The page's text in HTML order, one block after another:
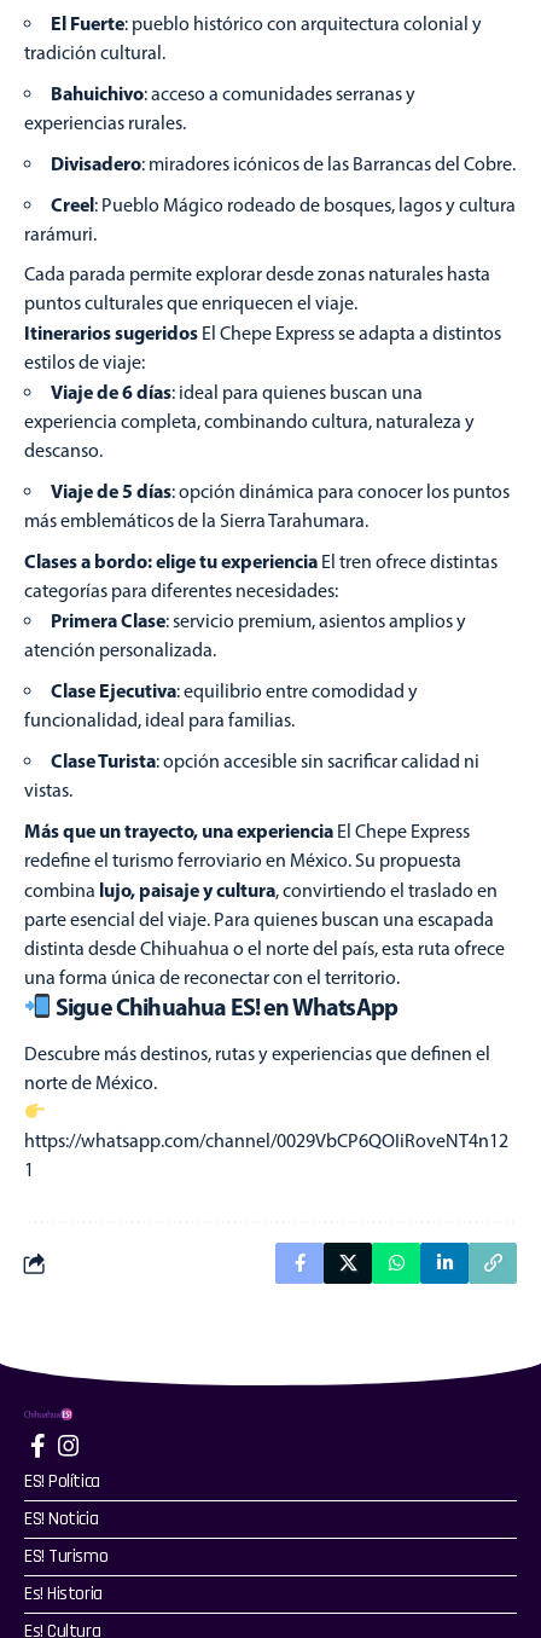
El Fuerte: pueblo histórico con arquitectura colonial y
tradición cultural.
Bahuichivo: acceso a comunidades serranas y
experiencias rurales.
Divisadero: miradores icónicos de las Barrancas del Cobre.
Creel: Pueblo Mágico rodeado de bosques, lagos y cultura
rarámuri.
Cada parada permite explorar desde zonas naturales hasta
puntos culturales que enriquecen el viaje.
Itinerarios sugeridos El Chepe Express se adapta a distintos
estilos de viaje:
Viaje de 6 días: ideal para quienes buscan una
experiencia completa, combinando cultura, naturaleza y
descanso.
Viaje de 5 días: opción dinámica para conocer los puntos
más emblemáticos de la Sierra Tarahumara.
Clases a bordo: elige tu experiencia El tren ofrece distintas
categorías para diferentes necesidades:
Primera Clase: servicio premium, asientos amplios y
atención personalizada.
Clase Ejecutiva: equilibrio entre comodidad y
funcionalidad, ideal para familias.
Clase Turista: opción accesible sin sacrificar calidad ni
vistas.
Más que un trayecto, una experiencia El Chepe Express
redefine el turismo ferroviario en México. Su propuesta
combina lujo, paisaje y cultura, convirtiendo el traslado en
parte esencial del viaje. Para quienes buscan una escapada
distinta desde Chihuahua o el norte del país, esta ruta ofrece
una forma única de reconectar con el territorio.
Sigue Chihuahua ES! en WhatsApp
Descubre más destinos, rutas y experiencias que definen el
norte de México.
https://whatsapp.com/channel/0029VbCP6QOIiRoveNT4n12
1
ES! Política
ES! Noticia
ES! Turismo
Es! Historia
Es! Cultura